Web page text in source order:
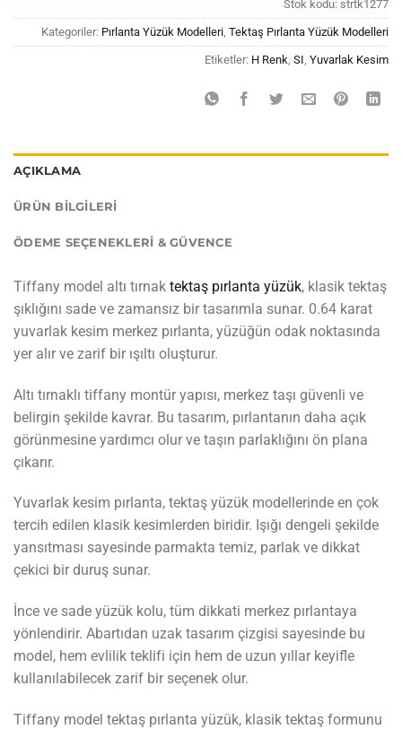
Stok kodu: strtk1277
Kategoriler: Pırlanta Yüzük Modelleri Tektaş Pırlanta Yüzük Modelleri
Etiketler: H Renk SI Yuvarlak Kesim
AÇIKLAMA
ÜRÜN BILGILERI
ÖDEME SEÇENEKLERI & GÜVENCE
Tiffany model altı tırnak tektaş pırlanta yüzük, klasik tektaş
şıklığını sade ve zamansız bir tasarımla sunar. 0.64 karat
yuvarlak kesim merkez pırlanta, yüzüğün odak noktasında
yer alır ve zarif bir ışıltı oluşturur.
Altı tırnaklı tiffany montür yapısı, merkez taşı güvenli ve
belirgin şekilde kavrar. Bu tasarım, pırlantanın daha açık
görünmesine yardımcı olur ve taşın parlaklığını ön plana
çıkarır.
Yuvarlak kesim pırlanta, tektaş yüzük modellerinde en çok
tercih edilen klasik kesimlerden biridir. Işığı dengeli şekilde
yansıtması sayesinde parmakta temiz, parlak ve dikkat
çekici bir duruş sunar.
İnce ve sade yüzük kolu, tüm dikkati merkez pırlantaya
yönlendirir. Abartıdan uzak tasarım çizgisi sayesinde bu
model, hem evlilik teklifi için hem de uzun yıllar keyifle
kullanılabilecek zarif bir seçenek olur.
Tiffany model tektaş pırlanta yüzük, klasik tektaş formunu